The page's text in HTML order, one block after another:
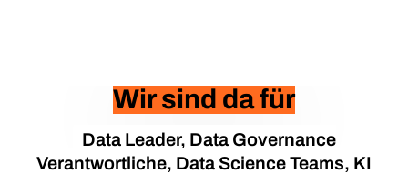
Wir sind da für
Data Leader, Data Governance
Verantwortliche, Data Science Teams, KI